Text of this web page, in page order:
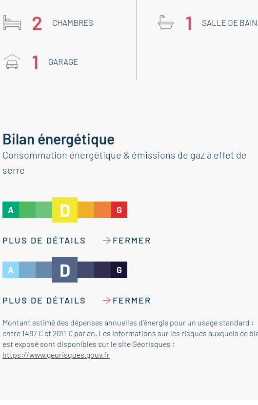
2 CHAMBRES 1 SALLE DE BAIN
1 GARAGE
Bilan énergétique
Consommation énergétique & émissions de gaz à effet de
serre
A D G
PLUS DE DÉTAILS FERMER
A D G
PLUS DE DÉTAILS FERMER
Montant estimé des dépenses annuelles d'énergie pour un usage standard :
entre 1487 € et 2011 € par an. Les informations sur les risques auxquels ce
est exposé sont disponibles sur le site Géorisques :
https://www.georisques.gouv.fr